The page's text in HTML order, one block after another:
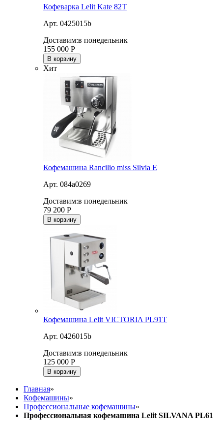
Кофеварка Lelit Kate 82T
Арт. 0425015b
Доставим:в понедельник
155 000 Р
В корзину
Хит
Кофемашина Rancilio miss Silvia E
Арт. 084a0269
Доставим:в понедельник
79 200 Р
В корзину
Кофемашина Lelit VICTORIA PL91T
Арт. 0426015b
Доставим:в понедельник
125 000 Р
В корзину
Главная»
Кофемашины»
Профессиональные кофемашины»
Профессиональная кофемашина Lelit SILVANA PL61